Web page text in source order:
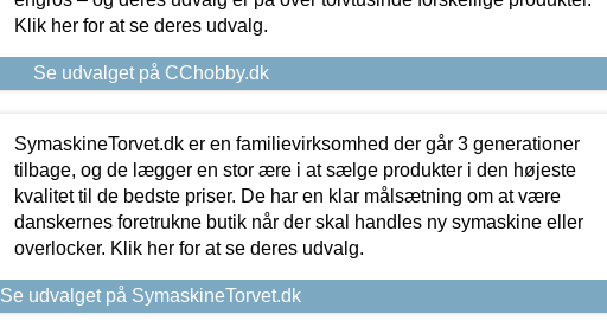
Klik her for at se deres udvalg.
Se udvalget på CChobby.dk
SymaskineTorvet.dk er en familievirksomhed der går 3 generationer
tilbage, og de lægger en stor ære i at sælge produkter i den højeste
kvalitet til de bedste priser. De har en klar målsætning om at være
danskernes foretrukne butik når der skal handles ny symaskine eller
overlocker. Klik her for at se deres udvalg.
Se udvalget på SymaskineTorvet.dk